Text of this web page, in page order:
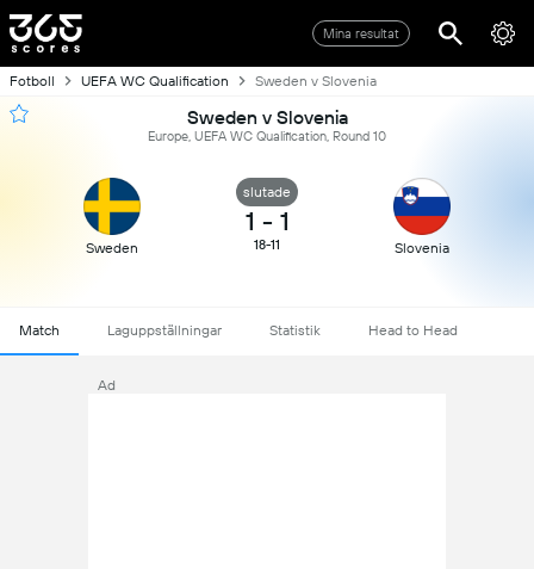
Mina resultat
Fotboll UEFA WC Qualification Sweden v Slovenia
Sweden v Slovenia
Europe, UEFA WC Qualification, Round 10
Sweden
slutade
1 - 1
18-11 Slovenia
Match Laguppställningar Statistik Head to Head
Ad